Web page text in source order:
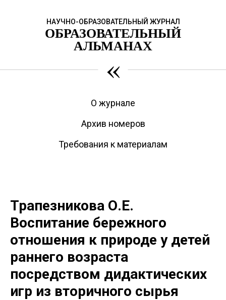
НАУЧНО-ОБРАЗОВАТЕЛЬНЫЙ ЖУРНАЛ
ОБРАЗОВАТЕЛЬНЫЙ
АЛЬМАНАХ
«
О журнале
Архив номеров
Требования к материалам
Трапезникова О.Е.
Воспитание бережного
отношения к природе у детей
раннего возраста
посредством дидактических
игр из вторичного сырья